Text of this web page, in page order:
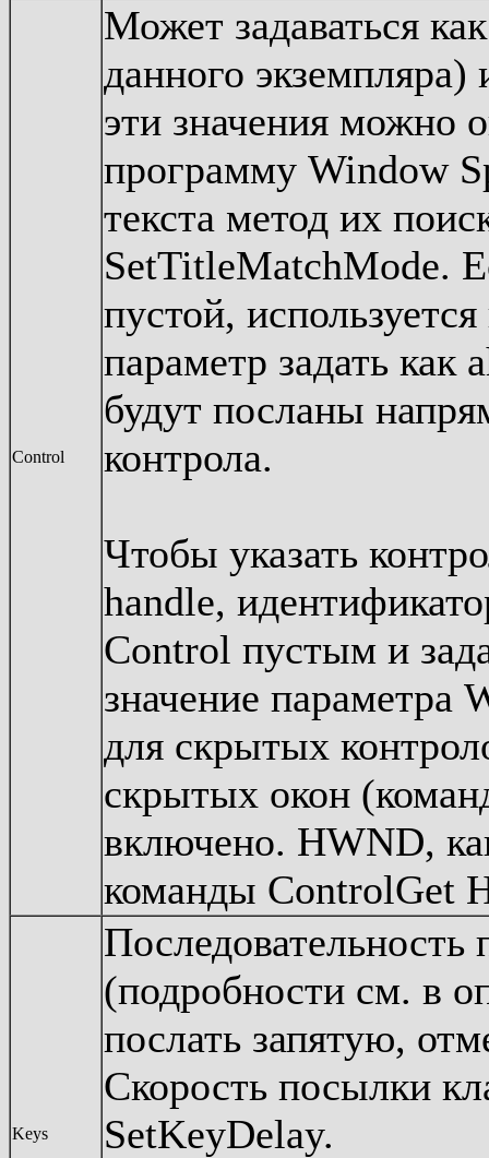
Control
Может задаваться
данного экземпляра)
эти значения можно
программу Window
текста метод их
SetTitleMatchMode.
пустой,
параметр задать
будут посланы
контрола.
Чтобы указать
handle,
Control пустым и
значение параметра
для скрытых
скрытых окон
включено. HWND,
команды ControlGet
Keys
(подробности см. в
послать запятую,
Скорость посылки
SetKeyDelay.